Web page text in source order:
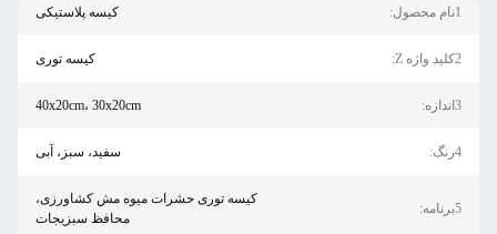
1نام محصول: کیسه پلاستیکی
2کلید واژه Z: کیسه توری
3اندازه: 40x20cm، 30x20cm
4رنگ: سفید، سبز، آبی
5برنامه:
کیسه توری حشرات میوه مش کشاورزی،
محافظ سبزیجات